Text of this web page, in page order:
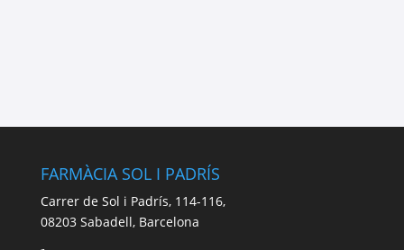
FARMÀCIA SOL I PADRÍS
Carrer de Sol i Padrís, 114-116,
08203 Sabadell, Barcelona